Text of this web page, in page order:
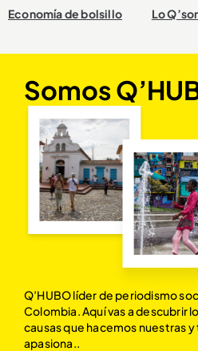
Economía de bolsillo Lo
Somos
Q’HUBO líder de periodismo
Colombia. Aquí vas a descubrir
causas que hacemos nuestras
apasiona..